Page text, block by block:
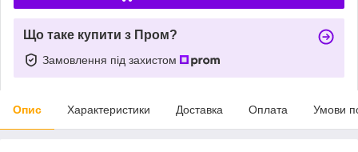
Що таке купити з Пром?
Замовлення під захистом
Опис Характеристики Доставка Оплата Умови